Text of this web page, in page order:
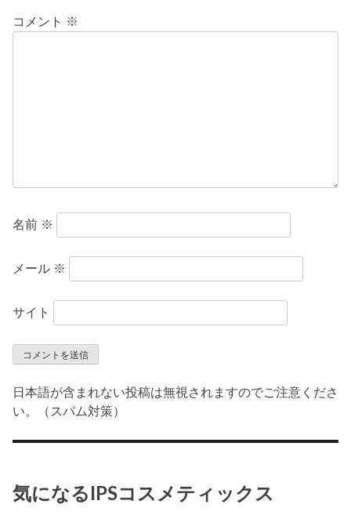
ー
コメント ※
名前 ※
メール ※
サイト
日本語が含まれない投稿は無視されますのでご注意くださ
い。（スパム対策）
気になるIPSコスメティックス